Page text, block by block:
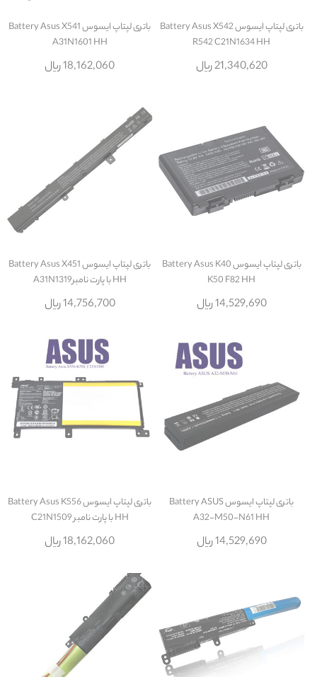
باتری لپتاپ ایسوس Battery Asus X542
R542 C21N1634 HH
21,340,620 ریال
باتری لپتاپ ایسوس Battery Asus X541
A31N1601 HH
18,162,060 ریال
باتری لپتاپ ایسوس Battery Asus K40
K50 F82 HH
14,529,690 ریال
باتری لپتاپ ایسوس Battery Asus X451
HH با پارت نامبرA31N1319
14,756,700 ریال
باتری لپتاپ ایسوس Battery ASUS
A32-M50-N61 HH
14,529,690 ریال
باتری لپتاپ ایسوس Battery Asus K556
HH با پارت نامبر C21N1509
18,162,060 ریال